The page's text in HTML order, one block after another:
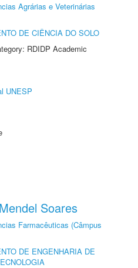
Agrárias e Veterinárias
DE CIÊNCIA DO SOLO
RDIDP Academic
UNESP
Soares
Farmacêuticas (Câmpus
DE ENGENHARIA DE